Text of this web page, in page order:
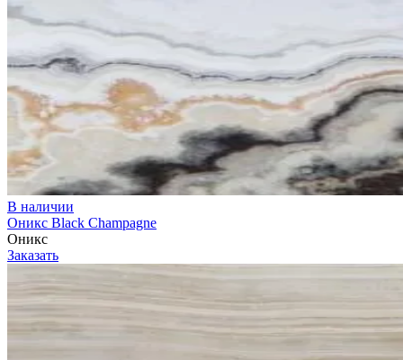
В наличии
Оникс Black Champagne
Оникс
Заказать